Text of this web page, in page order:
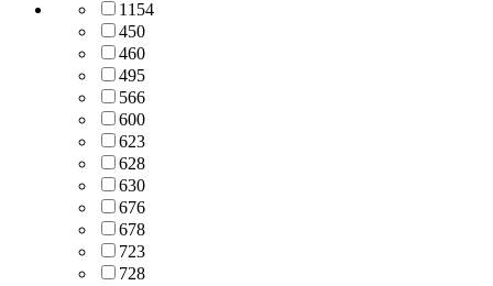
1154
450
460
495
566
600
623
628
630
676
678
723
728